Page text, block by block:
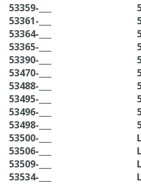
53359-___
53361-___
53364-___
53365-___
53390-___
53470-___
53488-___
53495-___
53496-___
53498-___
53500-___
53506-___
53509-___
53534-___